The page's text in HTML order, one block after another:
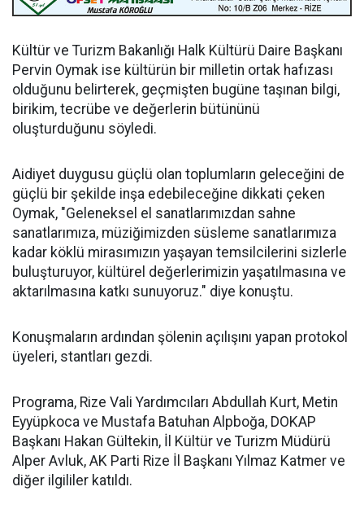
Kültür ve Turizm Bakanlığı Halk Kültürü Daire Başkanı
Pervin Oymak ise kültürün bir milletin ortak hafızası
olduğunu belirterek, geçmişten bugüne taşınan bilgi,
birikim, tecrübe ve değerlerin bütününü
oluşturduğunu söyledi.
Aidiyet duygusu güçlü olan toplumların geleceğini de
güçlü bir şekilde inşa edebileceğine dikkati çeken
Oymak, "Geleneksel el sanatlarımızdan sahne
sanatlarımıza, müziğimizden süsleme sanatlarımıza
kadar köklü mirasımızın yaşayan temsilcilerini sizlerle
buluşturuyor, kültürel değerlerimizin yaşatılmasına ve
aktarılmasına katkı sunuyoruz." diye konuştu.
Konuşmaların ardından şölenin açılışını yapan protokol
üyeleri, stantları gezdi.
Programa, Rize Vali Yardımcıları Abdullah Kurt, Metin
Eyyüpkoca ve Mustafa Batuhan Alpboğa, DOKAP
Başkanı Hakan Gültekin, İl Kültür ve Turizm Müdürü
Alper Avluk, AK Parti Rize İl Başkanı Yılmaz Katmer ve
diğer ilgililer katıldı.